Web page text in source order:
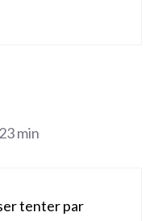
min
tenter par